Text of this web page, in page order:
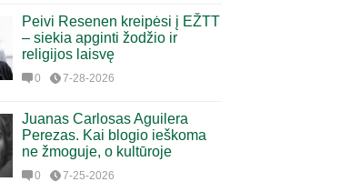
Peivi Resenen kreipėsi į EŽTT
– siekia apginti žodžio ir
religijos laisvę
0 7-28-2026
Juanas Carlosas Aguilera
Perezas. Kai blogio ieškoma
ne žmoguje, o kultūroje
0 7-25-2026